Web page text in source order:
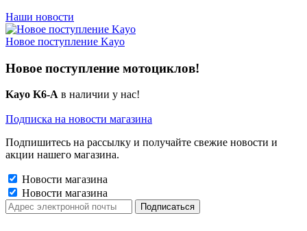
Наши новости
Новое поступление Kayo
Новое поступление мотоциклов!
Kayo K6-A в наличии у нас!
Подписка на новости магазина
Подпишитесь на рассылку и получайте свежие новости и
акции нашего магазина.
Новости магазина
Новости магазина